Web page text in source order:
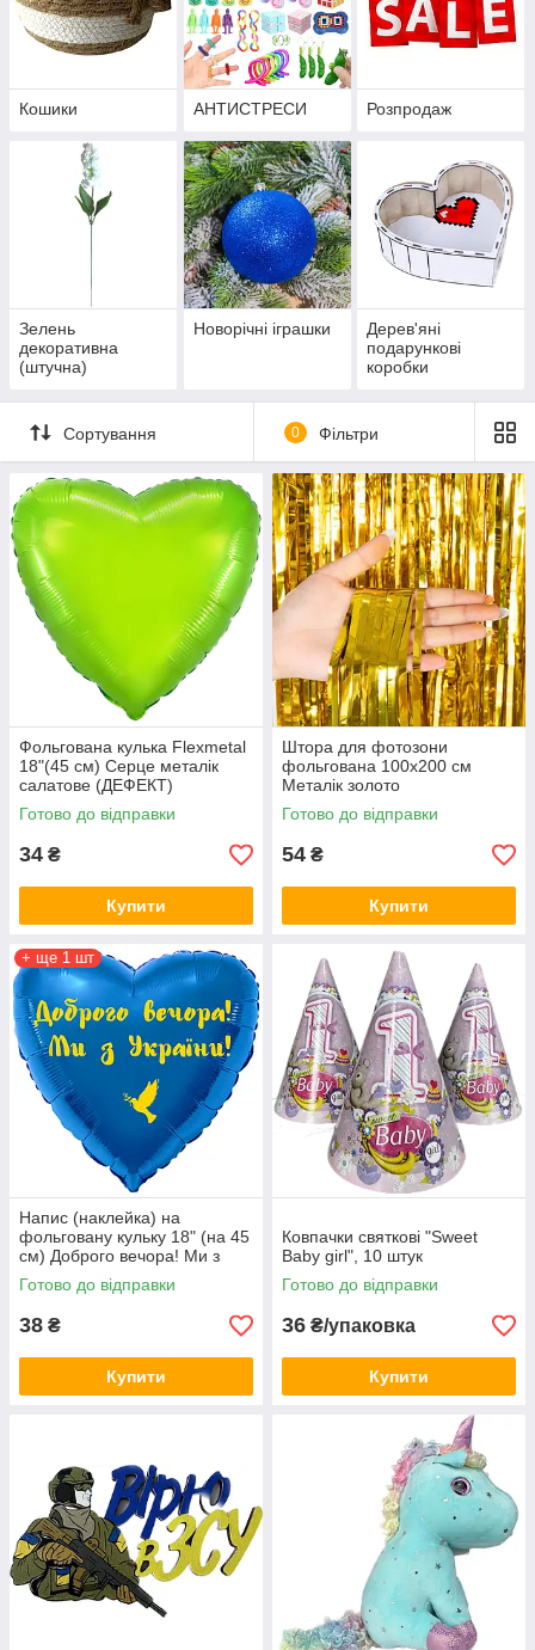
Кошики АНТИСТРЕСИ Розпродаж
Зелень
декоративна
(штучна)
Новорічні іграшки
Дерев'яні
подарункові
коробки
Сортування 0 Фільтри
Фольгована кулька Flexmetal
18"(45 см) Серце металік
салатове (ДЕФЕКТ)
Готово до відправки
34 ₴
Купити
Штора для фотозони
фольгована 100х200 см
Металік золото
Готово до відправки
54 ₴
Купити
+ ще 1 шт
Напис (наклейка) на
фольговану кульку 18" (на 45
см) Доброго вечора! Ми з
України! (будь-який колір)
Готово до відправки
38 ₴
Купити
Ковпачки святкові "Sweet
Baby girl", 10 штук
Готово до відправки
36 ₴/упаковка
Купити